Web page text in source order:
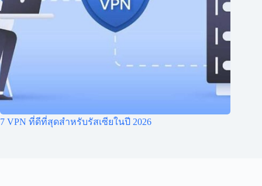
7 VPN ที่ดีที่สุดสำหรับรัสเซียในปี 2026